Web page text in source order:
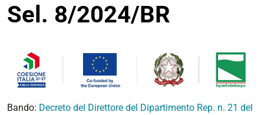
Sel. 8/2024/BR
Bando: Decreto del Direttore del Dipartimento Rep. n. 21 del